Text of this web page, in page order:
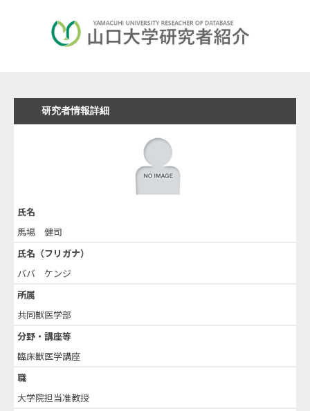
研究者情報詳細
氏名
馬場 健司
氏名（フリガナ）
ババ ケンジ
所属
共同獣医学部
分野・講座等
臨床獣医学講座
職
大学院担当准教授